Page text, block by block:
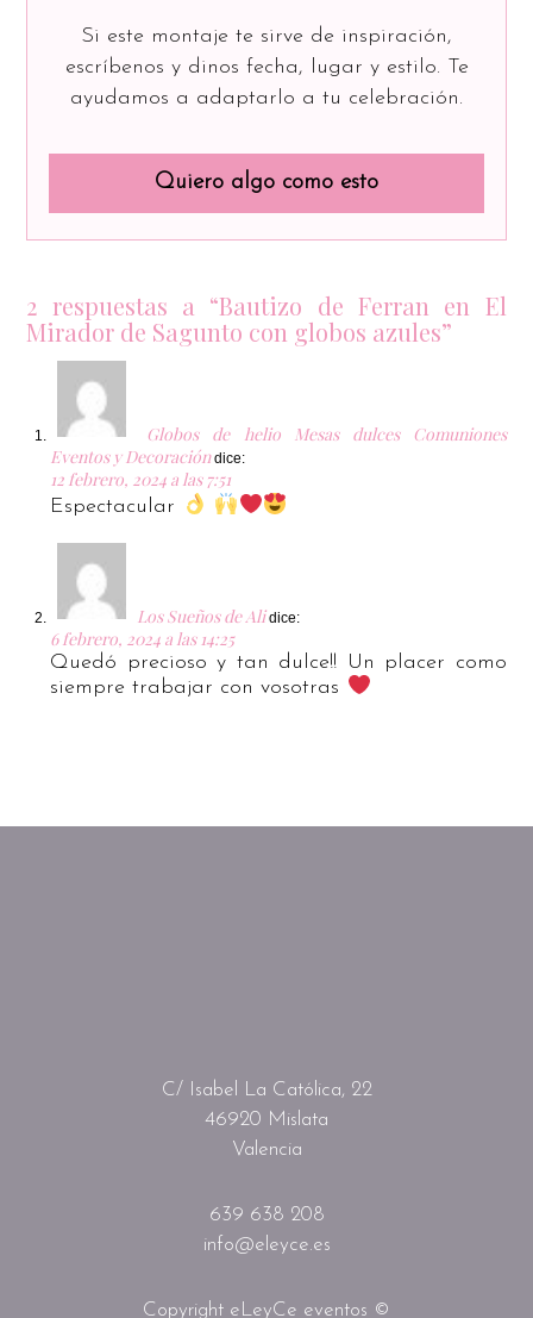
Si este montaje te sirve de inspiración,
escríbenos y dinos fecha, lugar y estilo. Te
ayudamos a adaptarlo a tu celebración.
Quiero algo como esto
2 respuestas a “Bautizo de Ferran en El
Mirador de Sagunto con globos azules”
Globos de helio Mesas dulces Comuniones
Eventos y Decoración dice:
12 febrero, 2024 a las 7:51
Espectacular
Los Sueños de Ali dice:
6 febrero, 2024 a las 14:25
Quedó precioso y tan dulce!! Un placer como
siempre trabajar con vosotras
C/ Isabel La Católica, 22
46920 Mislata
Valencia
639 638 208
info@eleyce.es
Copyright eLeyCe eventos ©